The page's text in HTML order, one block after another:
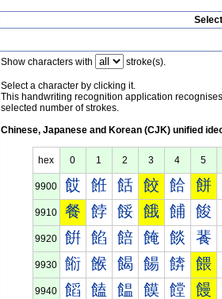
Show characters with stroke(s).
Select a character by clicking it.
This handwriting recognition application
selected number of strokes.
Chinese, Japanese and Korean (CJK) unified
hex 0 1 2 3 4 5
9900 餀 餁 餂 餃 餄 餅
9910 餐 餑 餒 餓 餔 餕
9920 餠 餡 餢 餣 餤 餥
9930 餰 餱 餲 餳 餴 餵
9940 饀 饁 饂 饃 饄 饅